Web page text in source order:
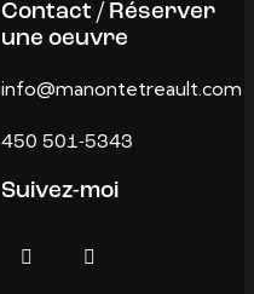
Contact / Réserver
une oeuvre
info@manontetreault.com
450 501-5343
Suivez-moi